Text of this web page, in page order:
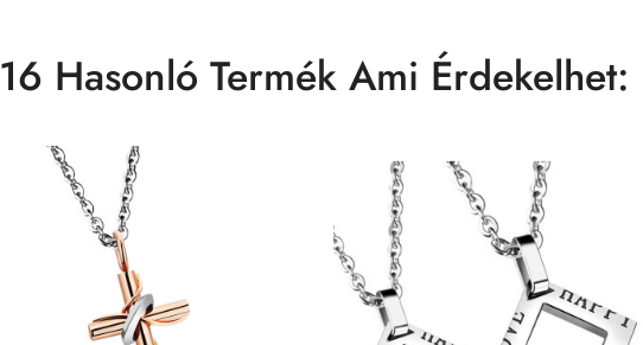
16 Hasonló Termék Ami Érdekelhet: